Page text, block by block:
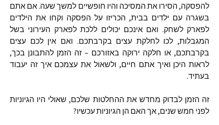
להפסקה, הסירו את המסיכה והיו חופשיים למשך שעה.אם אתם
בשגרה עם ילדים בבית, הכריזו על הפסקה וקחו את הילדים
לפארק לשחק. ואם אינכם יכולים ללכת לפארק העירוני בשל
המגבלות, לכו לחלקת עצים בקרבתכם. ואם אין לכם עצים
בקרבתכם, או חלקה ירוקה באזורכם – זה הזמן להתבונן בכך,
לראות היכן ואיך אתם חיים, ולשאול את עצמכם איך זה יעבוד
בעתיד.
זה הזמן לבדוק מחדש את ההחלטות שלכם, שאולי היו הגיוניות
לפני חמש שנים,אך האם הן הגיוניותעכשיו?